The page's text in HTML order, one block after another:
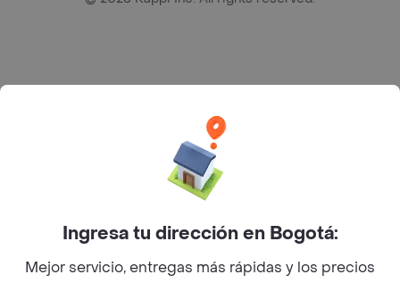
Bogotá D.C. --- notificacionesrappi@rappi.com
Ingresa tu dirección en Bogotá:
Mejor servicio, entregas más rápidas y los precios